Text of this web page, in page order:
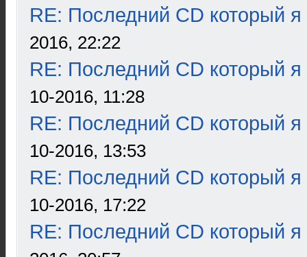
RE: Последний CD который я
2016, 22:22
RE: Последний CD который я
10-2016, 11:28
RE: Последний CD который я
10-2016, 13:53
RE: Последний CD который я
10-2016, 17:22
RE: Последний CD который я